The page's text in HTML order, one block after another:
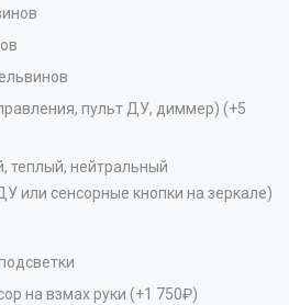
пульт ДУ, диммер) (+5
теплый, нейтральный
или сенсорные кнопки на зеркале)
на взмах руки (+1 750₽)